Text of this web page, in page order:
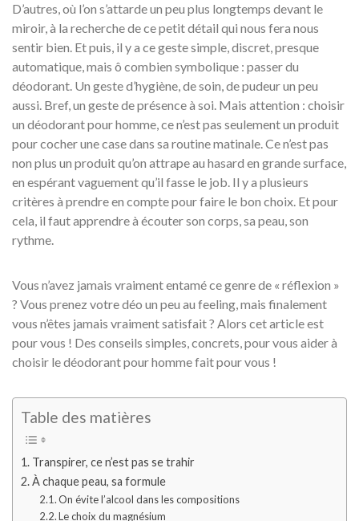
D’autres, où l’on s’attarde un peu plus longtemps devant le
miroir, à la recherche de ce petit détail qui nous fera nous
sentir bien. Et puis, il y a ce geste simple, discret, presque
automatique, mais ô combien symbolique : passer du
déodorant. Un geste d’hygiène, de soin, de pudeur un peu
aussi. Bref, un geste de présence à soi. Mais attention : choisir
un déodorant pour homme, ce n’est pas seulement un produit
pour cocher une case dans sa routine matinale. Ce n’est pas
non plus un produit qu’on attrape au hasard en grande surface,
en espérant vaguement qu’il fasse le job. Il y a plusieurs
critères à prendre en compte pour faire le bon choix. Et pour
cela, il faut apprendre à écouter son corps, sa peau, son
rythme.
Vous n’avez jamais vraiment entamé ce genre de « réflexion »
? Vous prenez votre déo un peu au feeling, mais finalement
vous n’êtes jamais vraiment satisfait ? Alors cet article est
pour vous ! Des conseils simples, concrets, pour vous aider à
choisir le déodorant pour homme fait pour vous !
Table des matières
Transpirer, ce n’est pas se trahir
À chaque peau, sa formule
On évite l’alcool dans les compositions
Le choix du magnésium